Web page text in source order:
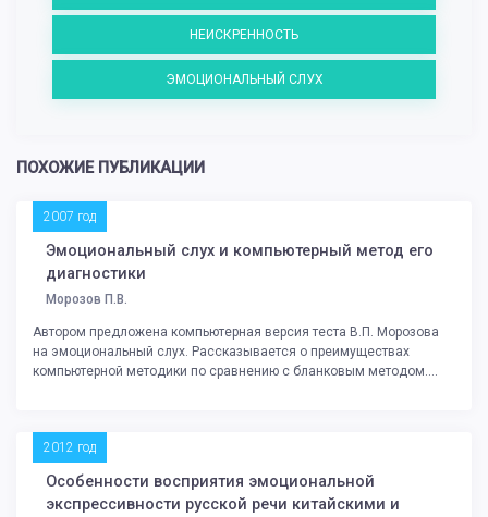
НЕИСКРЕННОСТЬ
ЭМОЦИОНАЛЬНЫЙ СЛУХ
ПОХОЖИЕ ПУБЛИКАЦИИ
2007 год
Эмоциональный слух и компьютерный метод его
диагностики
Морозов П.В.
Автором предложена компьютерная версия теста В.П. Морозова
на эмоциональный слух. Рассказывается о преимуществах
компьютерной методики по сравнению с бланковым методом....
2012 год
Особенности восприятия эмоциональной
экспрессивности русской речи китайскими и